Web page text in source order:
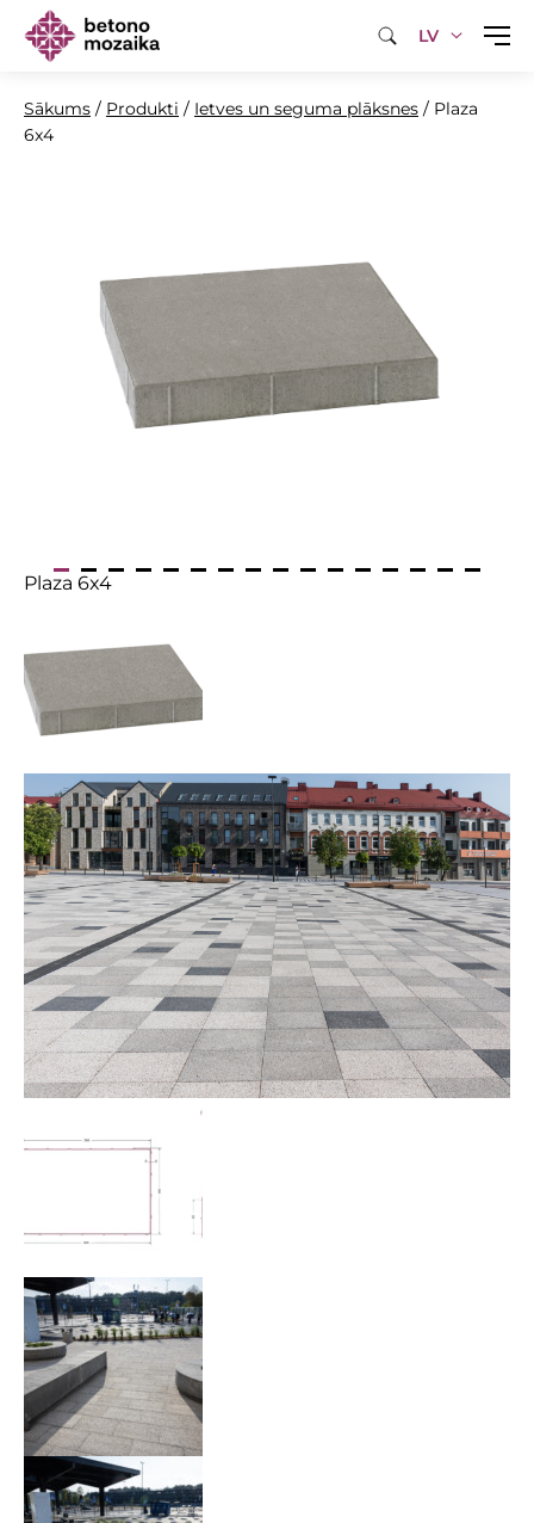
LV
Sākums / Produkti / Ietves un seguma plāksnes / Plaza
6x4
Plaza 6x4